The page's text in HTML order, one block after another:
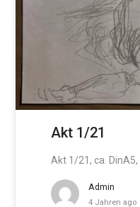
Akt 1/21
Akt 1/21, ca.
Admin
4 Jahren ago